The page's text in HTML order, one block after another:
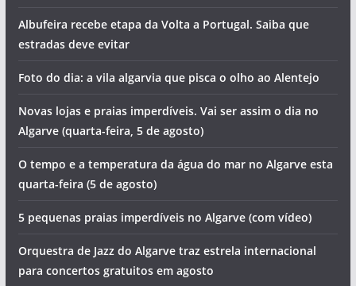
Albufeira recebe etapa da Volta a Portugal. Saiba que
estradas deve evitar
Foto do dia: a vila algarvia que pisca o olho ao Alentejo
Novas lojas e praias imperdíveis. Vai ser assim o dia no
Algarve (quarta-feira, 5 de agosto)
O tempo e a temperatura da água do mar no Algarve esta
quarta-feira (5 de agosto)
5 pequenas praias imperdíveis no Algarve (com vídeo)
Orquestra de Jazz do Algarve traz estrela internacional
para concertos gratuitos em agosto